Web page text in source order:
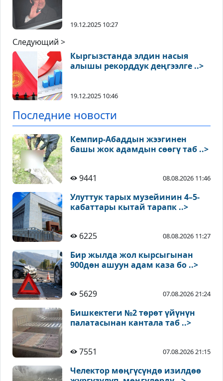
19.12.2025 10:27
Следующий >
Кыргызстанда элдин насыя
алышы рекорддук деңгээлге ..>
19.12.2025 10:46
Последние новости
Кемпир-Абаддын жээгинен
башы жок адамдын сөөгү таб ..>
9441 08.08.2026 11:46
Улуттук тарых музейинин 4–5-
кабаттары кытай тарапк ..>
6225 08.08.2026 11:27
Бир жылда жол кырсыгынан
900дөн ашуун адам каза бо ..>
5629 07.08.2026 21:24
Бишкектеги №2 төрөт үйүнүн
палатасынан кантала таб ..>
7551 07.08.2026 21:15
Челектор мөңгүсүндө изилдөө